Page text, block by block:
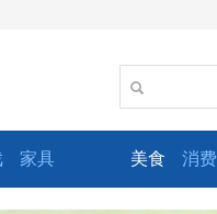
家具 美食 消费